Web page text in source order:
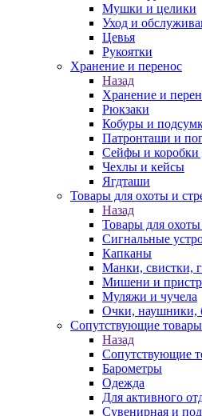
Мушки и целики
Уход и
Цевья
Рукоятки
Хранение и перенос
Назад
Хранение и
Рюкзаки
Кобуры и
Патронташи и
Сейфы и коробки
Чехлы и кейсы
Ягдташи
Товары для охоты и
Назад
Товары для
Сигнальные
Капканы
Манки, свистки,
Мишени и
Муляжи и чучела
Очки, наушники,
Сопутствующие товары
Назад
Сопутствующие
Барометры
Одежда
Для активного
Сувенирная и